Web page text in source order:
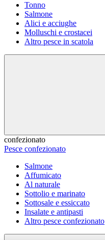
Tonno
Salmone
Alici e acciughe
Molluschi e crostacei
Altro pesce in scatola
confezionato
Pesce confezionato
Salmone
Affumicato
Al naturale
Sottolio e marinato
Sottosale e essiccato
Insalate e antipasti
Altro pesce confezionato